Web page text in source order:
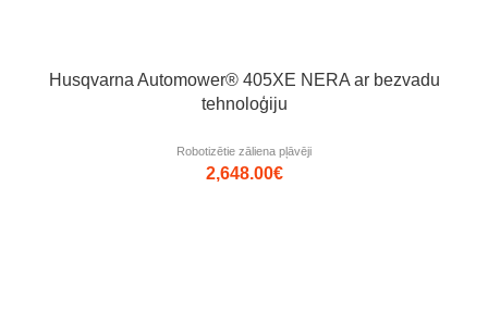
Husqvarna Automower® 405XE NERA ar bezvadu
tehnoloģiju
Robotizētie zāliena pļāvēji
2,648.00€